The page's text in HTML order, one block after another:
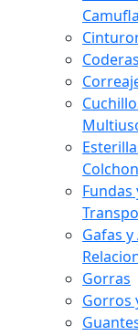
Fundas
Gafas
Gorras
Gorros